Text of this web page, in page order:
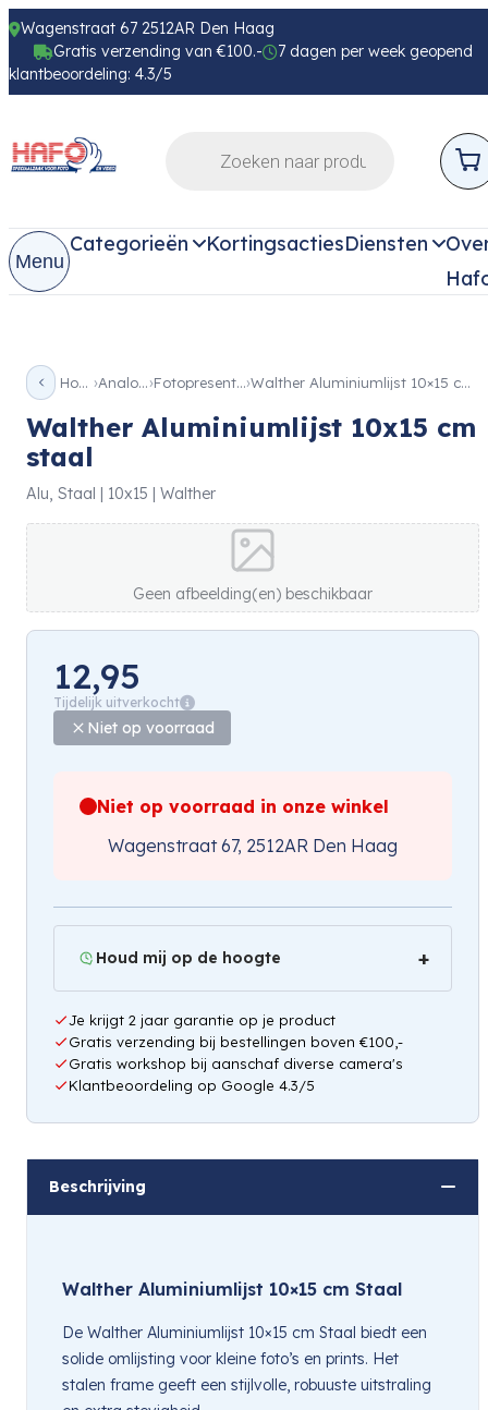
Wagenstraat 67 2512AR Den Haag
Gratis verzending van €100.-
7 dagen per week geopend
klantbeoordeling: 4.3/5
Menu
Categorieën KortingsactiesDiensten
Home Analoog Fotopresentatie Walther Aluminiumlijst 10×15 cm staal
Walther Aluminiumlijst 10x15 cm
staal
Alu, Staal | 10x15 | Walther
Geen afbeelding(en) beschikbaar
12,95
Tijdelijk uitverkocht
Niet op voorraad
Niet op voorraad in onze winkel
Wagenstraat 67, 2512AR Den Haag
Houd mij op de hoogte
Je krijgt 2 jaar garantie op je product
Gratis verzending bij bestellingen boven €100,-
Gratis workshop bij aanschaf diverse camera's
Klantbeoordeling op Google 4.3/5
Beschrijving
Walther Aluminiumlijst 10×15 cm Staal
De Walther Aluminiumlijst 10×15 cm Staal biedt een
solide omlijsting voor kleine foto’s en prints. Het
stalen frame geeft een stijlvolle, robuuste uitstraling